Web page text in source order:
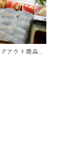
アウト商品を
は湯霜昆布
霜刺身１パッ